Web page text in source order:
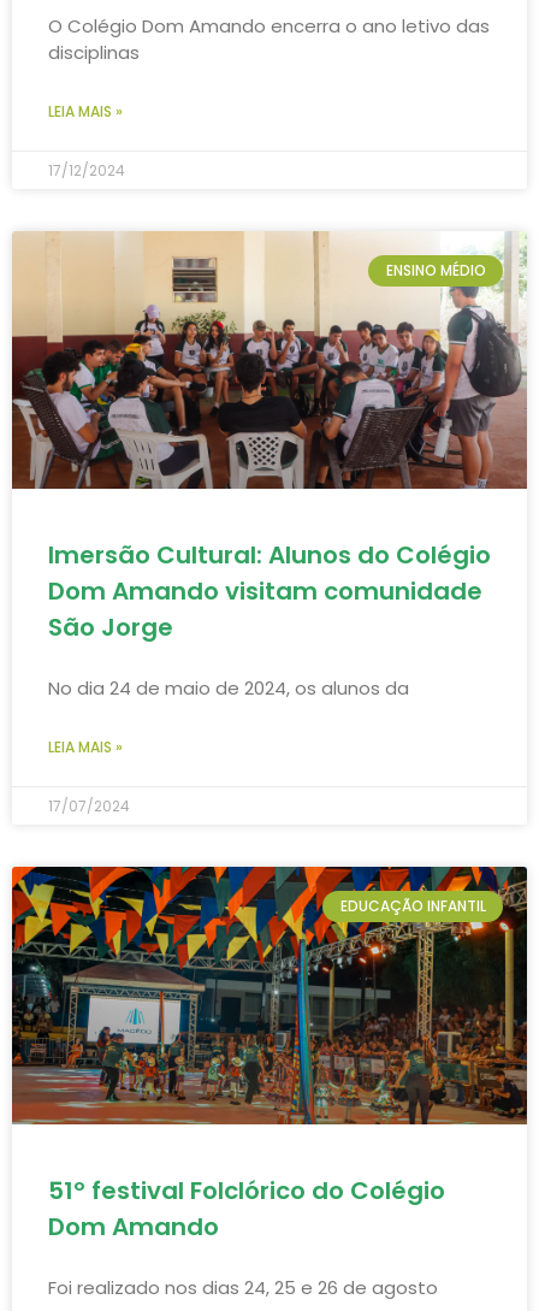
O Colégio Dom Amando encerra o ano letivo das
disciplinas
LEIA MAIS »
17/12/2024
ENSINO MÉDIO
Imersão Cultural: Alunos do Colégio
Dom Amando visitam comunidade
São Jorge
No dia 24 de maio de 2024, os alunos da
LEIA MAIS »
17/07/2024
EDUCAÇÃO INFANTIL
51º festival Folclórico do Colégio
Dom Amando
Foi realizado nos dias 24, 25 e 26 de agosto